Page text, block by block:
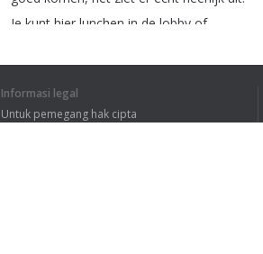
Je kunt hier lunchen in de lobby of
Waar je natuurlijk
buiten zijn. En daarvoor zijn er bij het
Informasi legal
Untuk pemegang hak cipta